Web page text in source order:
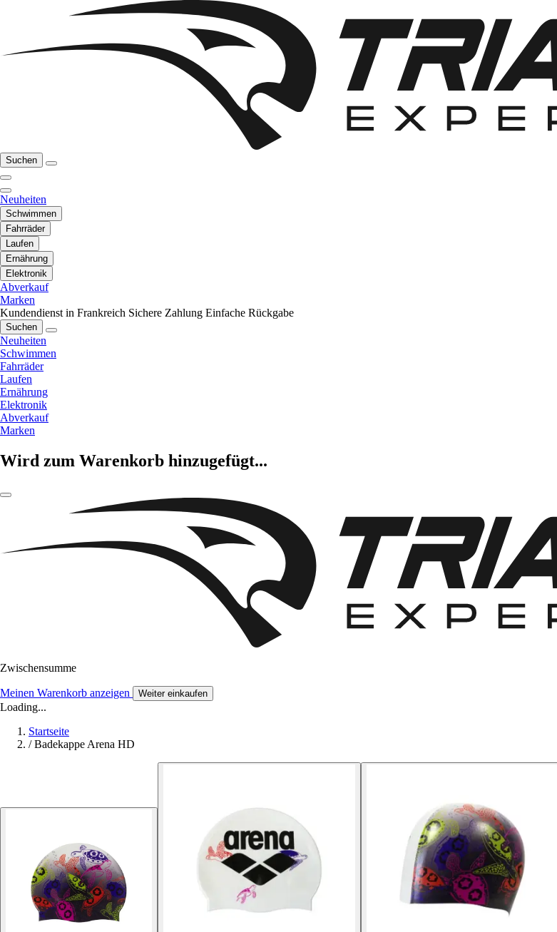
Suchen
Neuheiten
Schwimmen
Fahrräder
Laufen
Ernährung
Elektronik
Abverkauf
Marken
Kundendienst in Frankreich Sichere Zahlung Einfache Rückgabe
Suchen
Neuheiten
Schwimmen
Fahrräder
Laufen
Ernährung
Elektronik
Abverkauf
Marken
Wird zum Warenkorb hinzugefügt...
Zwischensumme
Meinen Warenkorb anzeigen Weiter einkaufen
Loading...
Startseite
/ Badekappe Arena HD